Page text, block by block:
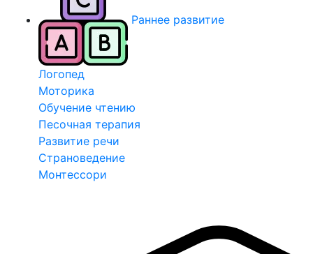
Раннее развитие
Логопед
Моторика
Обучение чтению
Песочная терапия
Развитие речи
Страноведение
Монтессори